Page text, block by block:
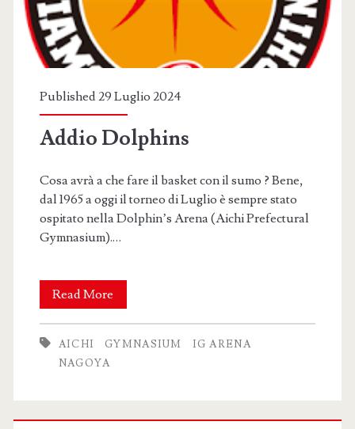
olimpico
?
Published 29 Luglio 2024
Addio Dolphins
Cosa avrà a che fare il basket con il sumo ? Bene,
dal 1965 a oggi il torneo di Luglio è sempre stato
ospitato nella Dolphin’s Arena (Aichi Prefectural
Gymnasium).…
Read More
Dolphins
AICHI GYMNASIUM
IG ARENA
NAGOYA